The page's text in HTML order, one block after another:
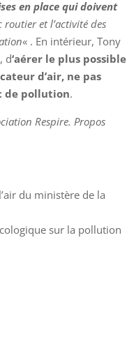
en place qui doivent
et l’activité des
« . En intérieur, Tony
, d‘aérer le plus possible
d’air, ne pas
de pollution.
Respire. Propos
du ministère de la
sur la pollution